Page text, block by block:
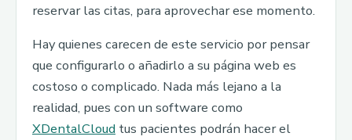
reservar las citas, para aprovechar ese momento.
Hay quienes carecen de este servicio por pensar
que configurarlo o añadirlo a su página web es
costoso o complicado. Nada más lejano a la
realidad, pues con un software como
XDentalCloud tus pacientes podrán hacer el